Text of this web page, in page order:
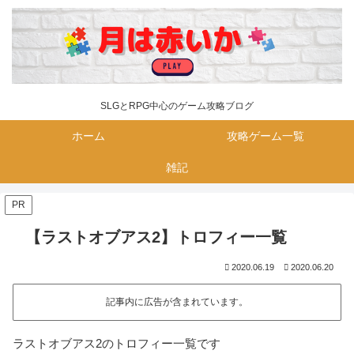
SLGとRPG中心のゲーム攻略ブログ
ホーム 攻略ゲーム一覧
雑記
PR
【ラストオブアス2】トロフィー一覧
2020.06.19 2020.06.20
記事内に広告が含まれています。
ラストオブアス2のトロフィー一覧です